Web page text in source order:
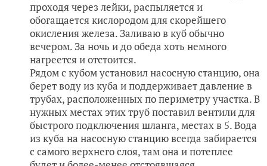
проходя через лейки, распыляется и
обогащается кислородом для скорейшего
окисления железа. Заливаю в куб обычно
вечером. За ночь и до обеда хоть немного
нагреется и отстоится.
Рядом с кубом установил насосную станцию, она
берет воду из куба и поддерживает давление в
трубах, расположенных по периметру участка. В
нужных местах этих труб поставил вентили для
быстрого подключения шланга, местах в 5. Вода
из куба на насосную станцию всегда забирается
с самого верхнего слоя, там она и потеплее